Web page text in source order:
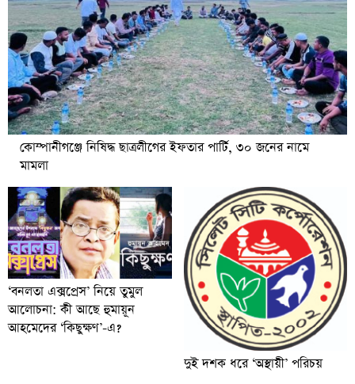
কোম্পানীগঞ্জে নিষিদ্ধ ছাত্রলীগের ইফতার পার্টি, ৩০ জনের নামে
মামলা
‘বনলতা এক্সপ্রেস’ নিয়ে তুমুল
আলোচনা: কী আছে হুমায়ূন
আহমেদের ‘কিছুক্ষণ’-এ?
দুই দশক ধরে ‘অস্থায়ী’ পরিচয়